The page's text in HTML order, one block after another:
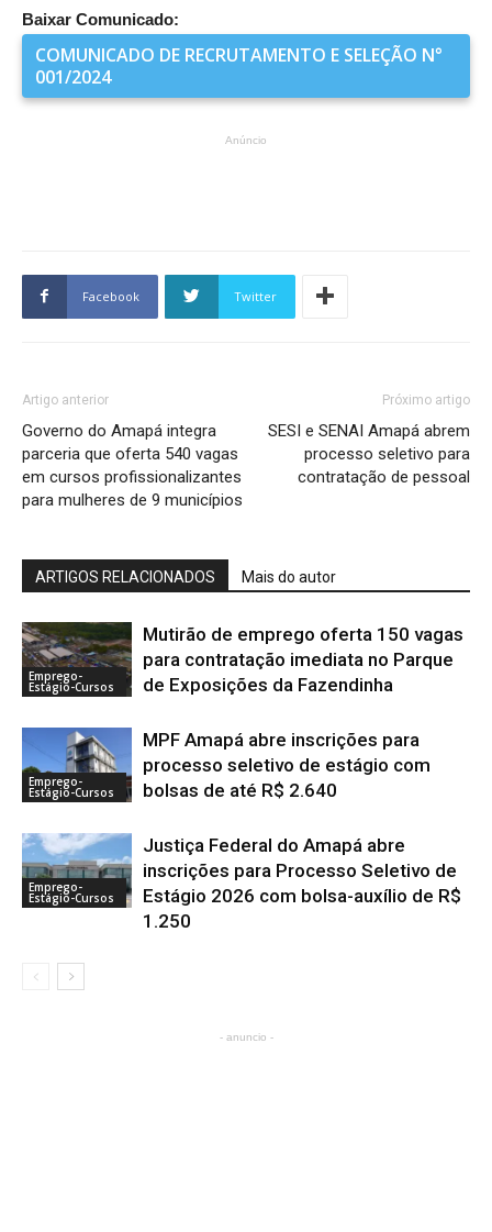
Baixar Comunicado:
COMUNICADO DE RECRUTAMENTO E SELEÇÃO N°
001/2024
Anúncio
Facebook Twitter
Artigo anterior
Governo do Amapá integra
parceria que oferta 540 vagas
em cursos profissionalizantes
para mulheres de 9 municípios
Próximo artigo
SESI e SENAI Amapá abrem
processo seletivo para
contratação de pessoal
ARTIGOS RELACIONADOS Mais do autor
Emprego-
Estágio-Cursos
Mutirão de emprego oferta 150 vagas
para contratação imediata no Parque
de Exposições da Fazendinha
Emprego-
Estágio-Cursos
MPF Amapá abre inscrições para
processo seletivo de estágio com
bolsas de até R$ 2.640
Emprego-
Estágio-Cursos
Justiça Federal do Amapá abre
inscrições para Processo Seletivo de
Estágio 2026 com bolsa-auxílio de R$
1.250
- anuncio -